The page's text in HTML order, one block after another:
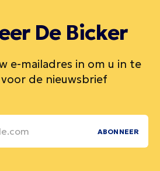
De Bicker
e-mailadres in om u in te
de nieuwsbrief
ABONNEER